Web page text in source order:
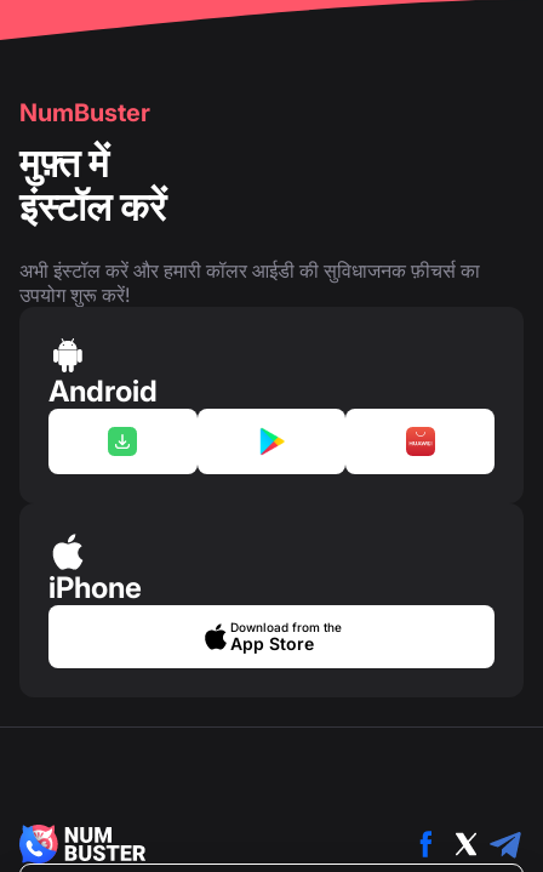
NumBuster
मुफ़्त में
इंस्टॉल करें
अभी इंस्टॉल करें और हमारी कॉलर आईडी की सुविधाजनक फ़ीचर्स का
उपयोग शुरू करें!
Android
iPhone
Download from the
App Store